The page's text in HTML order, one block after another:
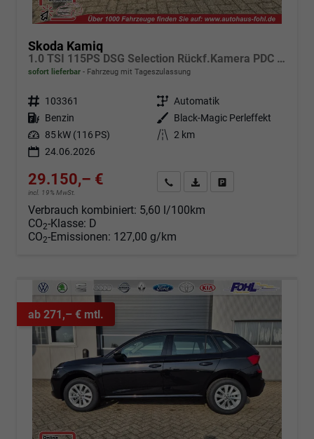
Skoda Kamiq
1.0 TSI 115PS DSG Selection Rückf.Kamera PDC v+h Sitzheizung Klimaautomatik Skoda-Radio Apple CarPlay + Android Auto Tempomat Garantieverlängerung 16"LM
sofort lieferbar Fahrzeug mit Tageszulassung
Fahrzeugnr. 103361 Getriebe Automatik
Kraftstoff Benzin Außenfarbe
Black-Magic Perleffekt
Leistung 85 kW (116 PS) Kilometerstand 2 km
24.06.2026
29.150,– €
incl. 19% MwSt.
Angebot anfordern
Fahrzeugexpose (PDF)
Verbrauch kombiniert: 5,60 l/100km
CO2-Klasse: D
CO2-Emissionen: 127,00 g/km
ab 271,– € mtl.